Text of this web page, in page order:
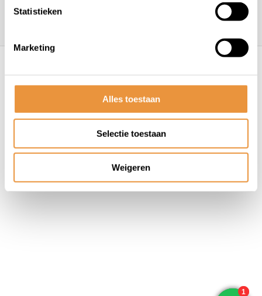
Statistieken
Marketing
Alles toestaan
Selectie toestaan
Weigeren
Algemene voorwaarden Disclaimer
Privacy
Policy
Sitemap